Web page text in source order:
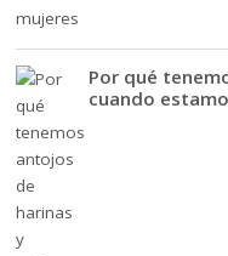
Por qué
cuando